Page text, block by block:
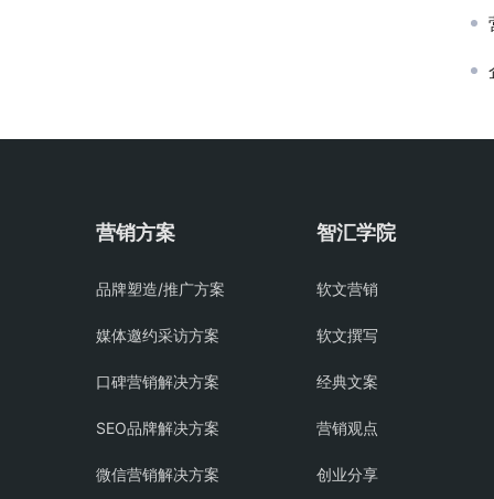
营销方案
品牌塑造/推广方案
媒体邀约采访方案
口碑营销解决方案
SEO品牌解决方案
微信营销解决方案
智汇学院
软文营销
软文撰写
经典文案
营销观点
创业分享